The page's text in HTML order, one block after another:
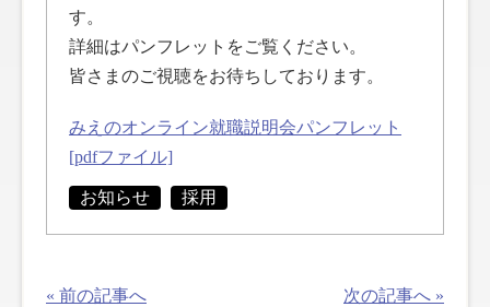
す。
詳細はパンフレットをご覧ください。
皆さまのご視聴をお待ちしております。
みえのオンライン就職説明会パンフレット
[pdfファイル]
お知らせ 採用
« 前の記事へ 次の記事へ »